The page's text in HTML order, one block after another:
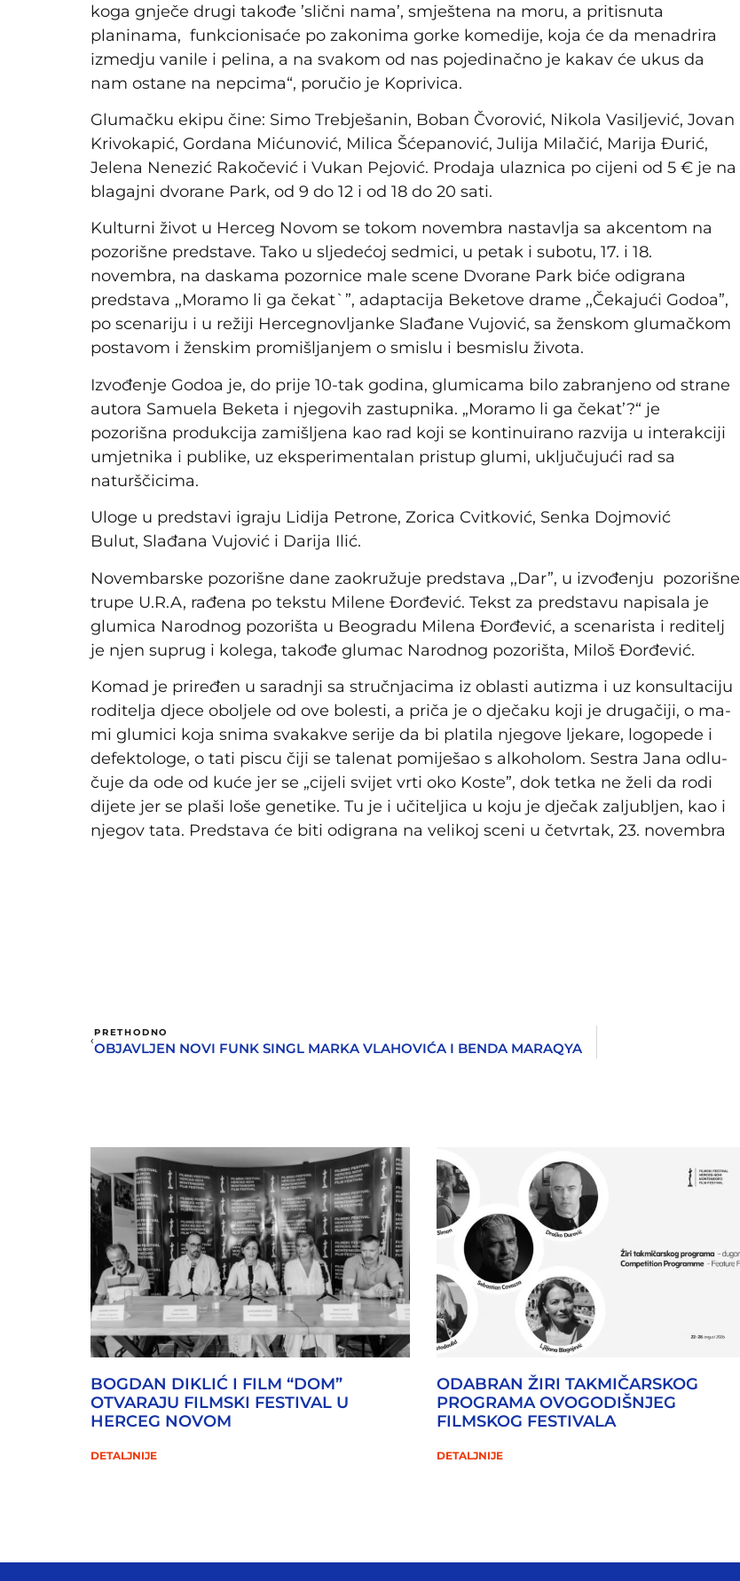
koga gnječe drugi takođe ’slični nama’, smještena na moru, a pritisnuta
planinama, funkcionisaće po zakonima gorke komedije, koja će da menadrira
izmedju vanile i pelina, a na svakom od nas pojedinačno je kakav će ukus da
nam ostane na nepcima“, poručio je Koprivica.
Glumačku ekipu čine: Simo Trebješanin, Boban Čvorović, Nikola Vasiljević, Jovan
Krivokapić, Gordana Mićunović, Milica Šćepanović, Julija Milačić, Marija Đurić,
Jelena Nenezić Rakočević i Vukan Pejović. Prodaja ulaznica po cijeni od 5 € je na
blagajni dvorane Park, od 9 do 12 i od 18 do 20 sati.
Kulturni život u Herceg Novom se tokom novembra nastavlja sa akcentom na
pozorišne predstave. Tako u sljedećoj sedmici, u petak i subotu, 17. i 18.
novembra, na daskama pozornice male scene Dvorane Park biće odigrana
predstava ,,Moramo li ga čekat`”, adaptacija Beketove drame ,,Čekajući Godoa”,
po scenariju i u režiji Hercegnovljanke Slađane Vujović, sa ženskom glumačkom
postavom i ženskim promišljanjem o smislu i besmislu života.
Izvođenje Godoa je, do prije 10-tak godina, glumicama bilo zabranjeno od strane
autora Samuela Beketa i njegovih zastupnika. „Moramo li ga čekat’?“ je
pozorišna produkcija zamišljena kao rad koji se kontinuirano razvija u interakciji
umjetnika i publike, uz eksperimentalan pristup glumi, uključujući rad sa
naturščicima.
Uloge u predstavi igraju Lidija Petrone, Zorica Cvitković, Senka Dojmović
Bulut, Slađana Vujović i Darija Ilić.
Novembarske pozorišne dane zaokružuje predstava ,,Dar”, u izvođenju pozorišne
trupe U.R.A, ra­đe­na po tek­stu Mi­le­ne Đor­đe­vić. Tekst za predstavu napisala je
glumica Narodnog pozorišta u Beogradu Milena Đorđević, a scenarista i reditelj
je njen suprug i kolega, takođe glumac Narodnog pozorišta, Miloš Đorđević.
Ko­mad je pri­re­đen u sa­rad­nji sa struč­nja­ci­ma iz obla­sti auti­zma i uz kon­sul­ta­ci­ju
ro­di­te­lja dje­ce obo­lje­le od ove bo­le­sti, a priča je o dje­ča­ku ko­ji je dru­ga­či­ji, o ma­
mi glu­mi­ci ko­ja sni­ma sva­ka­kve se­ri­je da bi pla­ti­la nje­go­ve lje­ka­re, lo­go­pe­de i
de­fek­to­lo­ge, o ta­ti pi­scu či­ji se ta­le­nat po­mije­šao s al­ko­ho­lom. Se­stra Ja­na od­lu­
ču­je da ode od ku­će jer se „cijeli svijet vr­ti oko Ko­ste”, dok tet­ka ne že­li da ro­di
dije­te jer se pla­ši lo­še ge­ne­ti­ke. Tu je i uči­te­lji­ca u ko­ju je dje­čak za­lju­bljen, kao i
nje­gov ta­ta. Predstava će biti odigrana na velikoj sceni u četvrtak, 23. novembra
PRETHODNO
OBJAVLJEN NOVI FUNK SINGL MARKA VLAHOVIĆA I BENDA MARAQYA
BOGDAN DIKLIĆ I FILM “DOM”
OTVARAJU FILMSKI FESTIVAL U
HERCEG NOVOM
DETALJNIJE
ODABRAN ŽIRI TAKMIČARSKOG
PROGRAMA OVOGODIŠNJEG
FILMSKOG FESTIVALA
DETALJNIJE